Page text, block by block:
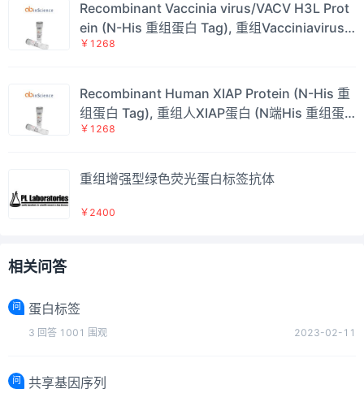
Recombinant Vaccinia virus/VACV H3L Prot
ein (N-His 重组蛋白 Tag), 重组Vacciniavirus/
VACV H3L蛋白 (N端His 重组蛋白标签)
￥1268
Recombinant Human XIAP Protein (N-His 重
组蛋白 Tag), 重组人XIAP蛋白 (N端His 重组蛋
白标签)
￥1268
重组增强型绿色荧光蛋白标签抗体
￥2400
相关问答
问 蛋白标签
3 回答 1001 围观 2023-02-11
问 共享基因序列